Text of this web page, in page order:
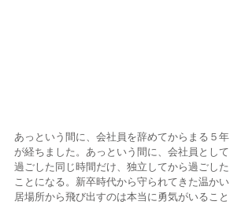
あっという間に、会社員を辞めてからまる５年
が経ちました。あっという間に、会社員として
過ごした同じ時間だけ、独立してから過ごした
ことになる。新卒時代から守られてきた温かい
居場所から飛び出すのは本当に勇気がいること